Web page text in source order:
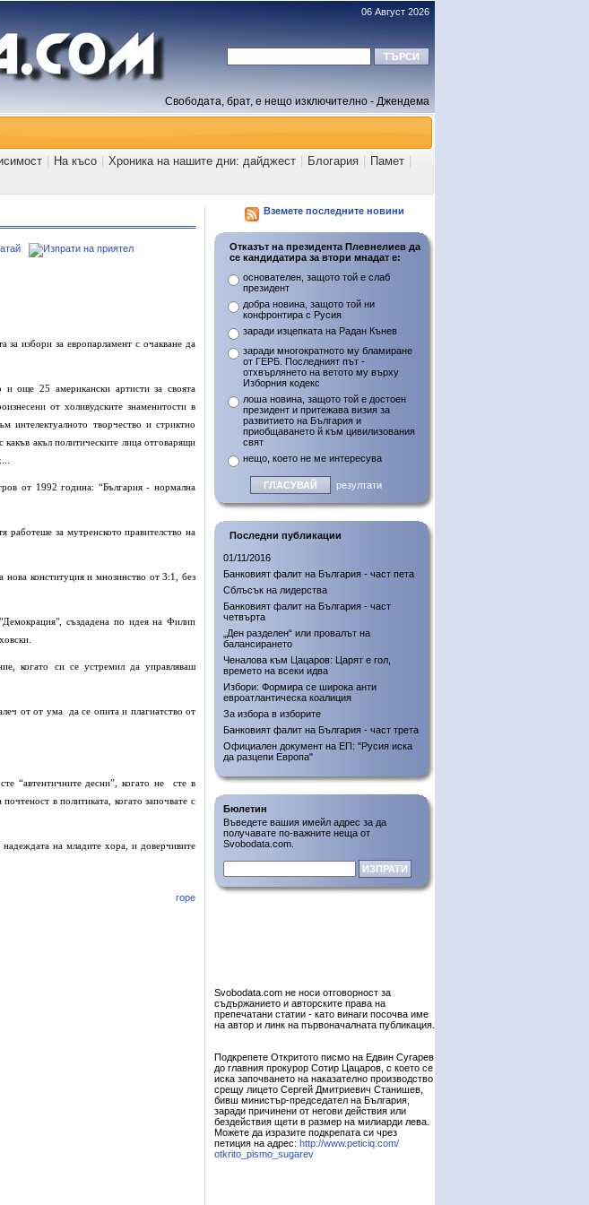
06 Август 2026
Свободата, брат, е нещо изключително - Джендема
На късо Хроника на нашите дни: дайджест Блогария Памет
избори за европарламент с очакване да
още 25 американски артисти за своята
от холивудските знаменитости в
интелектуалното творчество и стриктно
акъл политическите лица отговарящи
от 1992 година: “България - нормална
работеше за мутренското правителство на
конституция и мнозинство от 3:1, без
създадена по идея на Филип
когато си се устремил да управляваш
от от ума да се опита и плагиатство от
“автентичните десни”, когато не сте в
в политиката, когато започвате с
на младите хора, и доверчивите
горе
Вземете последните новини
Отказът на президента Плевнелиев да
се кандидатира за втори мнадат е:
основателен, защото той е слаб
президент
добра новина, защото той ни
конфронтира с Русия
заради изцепката на Радан Кънев
заради многократното му бламиране
от ГЕРБ. Последният път -
отхвърлянето на ветото му върху
Изборния кодекс
лоша новина, защото той е достоен
президент и притежава визия за
развитието на България и
приобщаването й към цивилизования
свят
нещо, което не ме интересува
резултати
Последни публикации
01/11/2016
Банковият фалит на България - част пета
Сблъсък на лидерства
Банковият фалит на България - част
четвърта
„Ден разделен“ или провалът на
балансирането
Ченалова към Цацаров: Царят е гол,
времето на всеки идва
Избори: Формира се широка анти
евроатлантическа коалиция
За избора в изборите
Банковият фалит на България - част трета
Официален документ на ЕП: "Русия иска
да разцепи Европа"
Бюлетин
Въведете вашия имейл адрес за да
получавате по-важните неща от
Svobodata.com.
Svobodata.com не носи отговорност за
съдържанието и авторските права на
препечатани статии - като винаги посочва име
на автор и линк на първоначалната публикация.
Подкрепете Откритото писмо на Едвин Сугарев
до главния прокурор Сотир Цацаров, с което се
иска започването на наказателно производство
срещу лицето Сергей Дмитриевич Станишев,
бивш министър-председател на България,
заради причинени от негови действия или
бездействия щети в размер на милиарди лева.
Можете да изразите подкрепата си чрез
петиция на адрес: http://www.peticiq.com/
otkrito_pismo_sugarev